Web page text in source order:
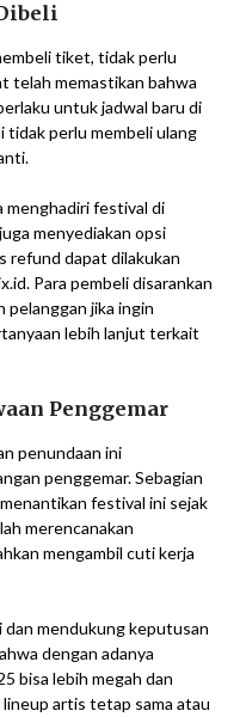
tiket, tidak perlu
telah memastikan bahwa
untuk jadwal baru di
tidak perlu membeli ulang
menghadiri festival di
menyediakan opsi
refund dapat dilakukan
Para pembeli disarankan
pelanggan jika ingin
lebih lanjut terkait
Penggemar
penundaan ini
penggemar. Sebagian
festival ini sejak
merencanakan
mengambil cuti kerja
dan mendukung keputusan
dengan adanya
bisa lebih megah dan
lineup artis tetap sama atau